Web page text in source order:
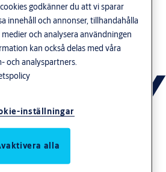
godkänner du att vi sparar
innehåll och annonser, tillhandahålla
och analysera användningen
kan också delas med våra
och analyspartners.
inställningar
alla